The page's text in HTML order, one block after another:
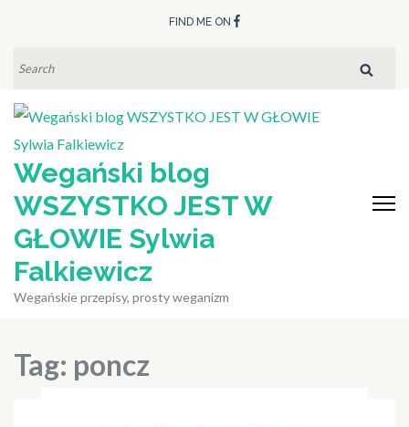
content
(Press
Enter)
FIND ME ON
Wegański blog
WSZYSTKO JEST W
GŁOWIE Sylwia
Falkiewicz
Wegańskie przepisy, prosty weganizm
Tag: poncz